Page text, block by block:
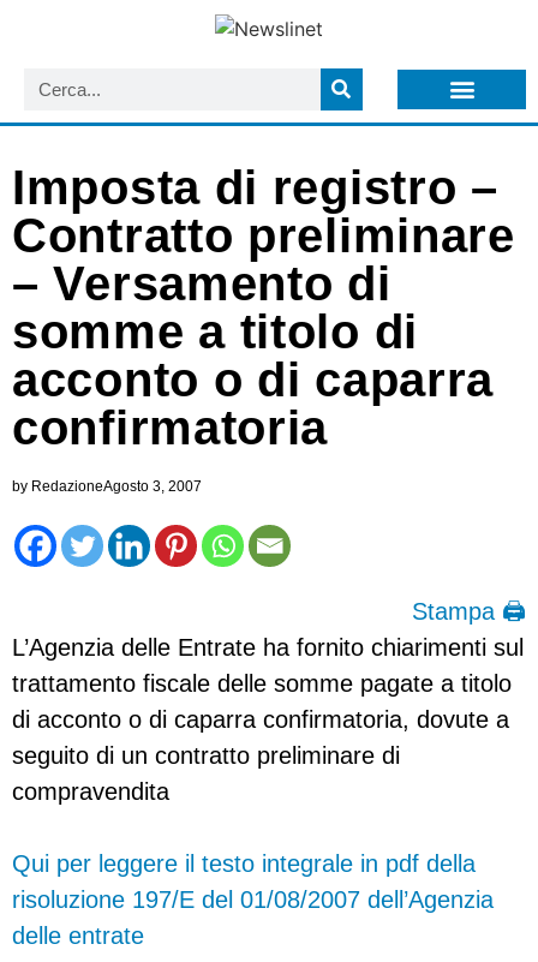
Imposta di registro –
Contratto preliminare
– Versamento di
somme a titolo di
acconto o di caparra
confirmatoria
by RedazioneAgosto 3, 2007
Stampa 🖨
L’Agenzia delle Entrate ha fornito chiarimenti sul
trattamento fiscale delle somme pagate a titolo
di acconto o di caparra confirmatoria, dovute a
seguito di un contratto preliminare di
compravendita
Qui per leggere il testo integrale in pdf della
risoluzione 197/E del 01/08/2007 dell’Agenzia
delle entrate